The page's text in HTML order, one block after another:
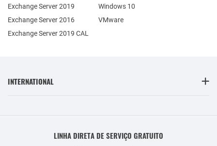
Exchange Server 2019
Exchange Server 2016
Exchange Server 2019 CAL
Windows 10
VMware
INTERNATIONAL
LINHA DIRETA DE SERVIÇO GRATUITO